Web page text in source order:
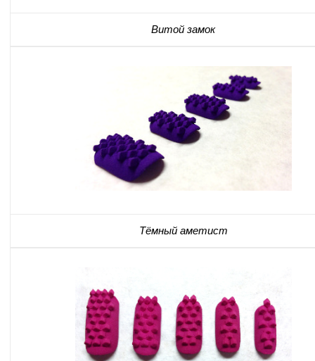
Витой замок
Тёмный аметист